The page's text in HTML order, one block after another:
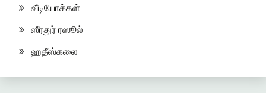
வீடியோக்கள்
ஸீரதுர் ரஸூல்
ஹதீஸ்கலை